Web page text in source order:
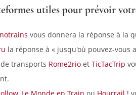
utiles pour prévoir
vous donnera la réponse à la
la réponse à « jusqu'où pouvez-vous
transports Rome2rio et TicTacTrip